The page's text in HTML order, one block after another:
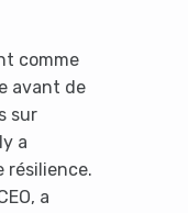
comme
avant de
sur
a
résilience.
a